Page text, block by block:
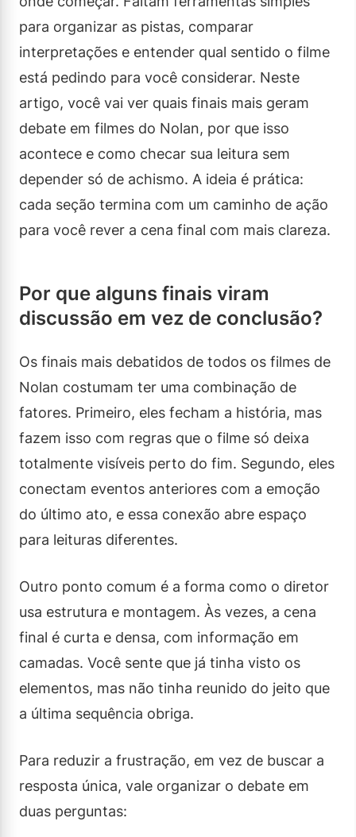
para organizar as pistas, comparar
interpretações e entender qual sentido o filme
está pedindo para você considerar. Neste
artigo, você vai ver quais finais mais geram
debate em filmes do Nolan, por que isso
acontece e como checar sua leitura sem
depender só de achismo. A ideia é prática:
cada seção termina com um caminho de ação
para você rever a cena final com mais clareza.
Por que alguns finais viram
discussão em vez de conclusão?
Os finais mais debatidos de todos os filmes de
Nolan costumam ter uma combinação de
fatores. Primeiro, eles fecham a história, mas
fazem isso com regras que o filme só deixa
totalmente visíveis perto do fim. Segundo, eles
conectam eventos anteriores com a emoção
do último ato, e essa conexão abre espaço
para leituras diferentes.
Outro ponto comum é a forma como o diretor
usa estrutura e montagem. Às vezes, a cena
final é curta e densa, com informação em
camadas. Você sente que já tinha visto os
elementos, mas não tinha reunido do jeito que
a última sequência obriga.
Para reduzir a frustração, em vez de buscar a
resposta única, vale organizar o debate em
duas perguntas: